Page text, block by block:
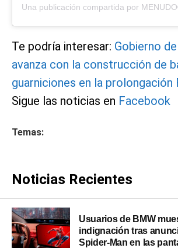
Te podría interesar: Gobierno
avanza con la construcción de
guarniciones en la prolongación
Sigue las noticias en Facebook
Temas:
Noticias Recientes
Usuarios de BMW
indignación tras
Spider-Man en las